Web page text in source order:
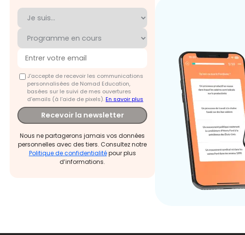
J'accepte de recevoir les communications
personnalisées de Nomad Education,
basées sur le suivi de mes ouvertures
d'emails (à l’aide de pixels).En savoir plus
Recevoir la newsletter
Nous ne partagerons jamais vos données
personnelles avec des tiers. Consultez notre
Politique de confidentialitépour plus
d’informations.